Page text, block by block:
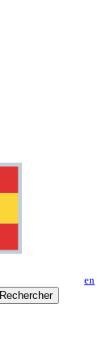
en
Rechercher